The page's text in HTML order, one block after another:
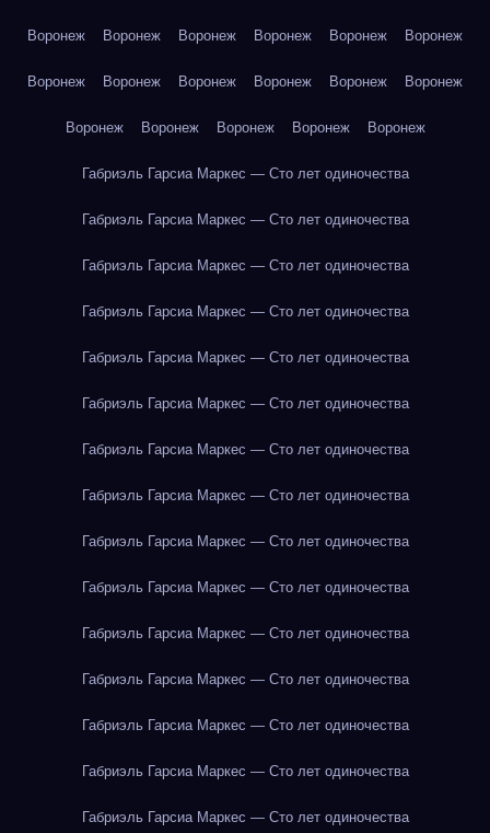
Воронеж Воронеж Воронеж Воронеж Воронеж Воронеж
Воронеж Воронеж Воронеж Воронеж Воронеж Воронеж
Воронеж Воронеж Воронеж Воронеж Воронеж
Габриэль Гарсиа Маркес — Сто лет одиночества
Габриэль Гарсиа Маркес — Сто лет одиночества
Габриэль Гарсиа Маркес — Сто лет одиночества
Габриэль Гарсиа Маркес — Сто лет одиночества
Габриэль Гарсиа Маркес — Сто лет одиночества
Габриэль Гарсиа Маркес — Сто лет одиночества
Габриэль Гарсиа Маркес — Сто лет одиночества
Габриэль Гарсиа Маркес — Сто лет одиночества
Габриэль Гарсиа Маркес — Сто лет одиночества
Габриэль Гарсиа Маркес — Сто лет одиночества
Габриэль Гарсиа Маркес — Сто лет одиночества
Габриэль Гарсиа Маркес — Сто лет одиночества
Габриэль Гарсиа Маркес — Сто лет одиночества
Габриэль Гарсиа Маркес — Сто лет одиночества
Габриэль Гарсиа Маркес — Сто лет одиночества